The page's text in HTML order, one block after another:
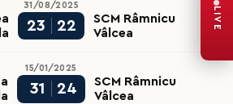
31/08/2025
23 22
SCM Râmnicu
Vâlcea
15/01/2025
31 24
SCM Râmnicu
Vâlcea
LIVE